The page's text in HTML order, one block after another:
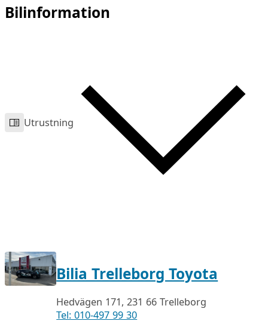
Bilinformation
Utrustning
Bilia Trelleborg Toyota
Hedvägen 171, 231 66 Trelleborg
Tel: 010-497 99 30